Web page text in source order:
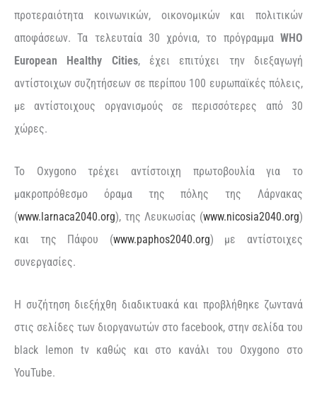
προτεραιότητα κοινωνικών, οικονομικών και πολιτικών
αποφάσεων. Τα τελευταία 30 χρόνια, το πρόγραμμα WHO
European
Healthy Cities, έχει επιτύχει την διεξαγωγή
αντίστοιχων συζητήσεων σε περίπου 100 ευρωπαϊκές πόλεις,
με αντίστοιχους οργανισμούς σε περισσότερες από 30
χώρες.
Το Oxygono τρέχει αντίστοιχη πρωτοβουλία για το
μακροπρόθεσμο όραμα της πόλης της Λάρνακας
(www.larnaca2040.org), της Λευκωσίας (www.nicosia2040.org)
και της Πάφου (www.paphos2040.org) με αντίστοιχες
συνεργασίες.
Η συζήτηση διεξήχθη διαδικτυακά και προβλήθηκε ζωντανά
στις σελίδες των διοργανωτών στο facebook, στην σελίδα του
black lemon tv καθώς και στο κανάλι του Οxygono στο
YouTube.